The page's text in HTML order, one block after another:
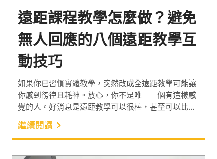
遠距課程教學怎麼做？避免
無人回應的八個遠距教學互
動技巧
如果你已習慣實體教學，突然改成全遠距教學可能讓
你感到徬徨且耗神。放心，你不是唯一一個有這樣感
覺的人。好消息是遠距教學可以很棒，甚至可以比實
體教學還要好。舉例來說，如果你做得好，不用擔心
學員會於課堂中睡著，同時，也不用像過往一樣，每
堂課皆需要重新排座位。更不用擔心學員們都在看他
們的平板電腦或手機，因為他們只會盯著你看。以下
繼續閱讀